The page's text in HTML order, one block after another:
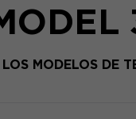
MODELOS DE